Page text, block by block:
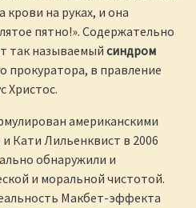
крови на руках, и она
пятно!». Содержательно
так называемый синдром
прокуратора, в правление
Христос.
американскими
Кати Лильенквист в 2006
обнаружили и
и моральной чистотой.
Макбет-эффекта